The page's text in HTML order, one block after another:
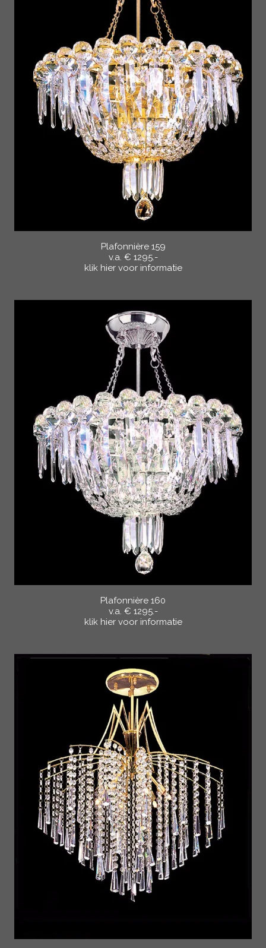
Plafonnière 159
v.a. € 1295.-
klik hier voor informatie
Plafonnière 160
v.a. € 1295.-
klik hier voor informatie